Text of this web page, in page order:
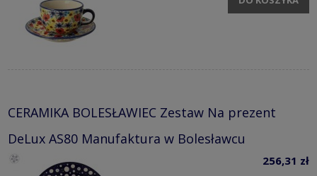
CERAMIKA BOLESŁAWIEC Zestaw Na prezent
DeLux AS80 Manufaktura w Bolesławcu
256,31 zł